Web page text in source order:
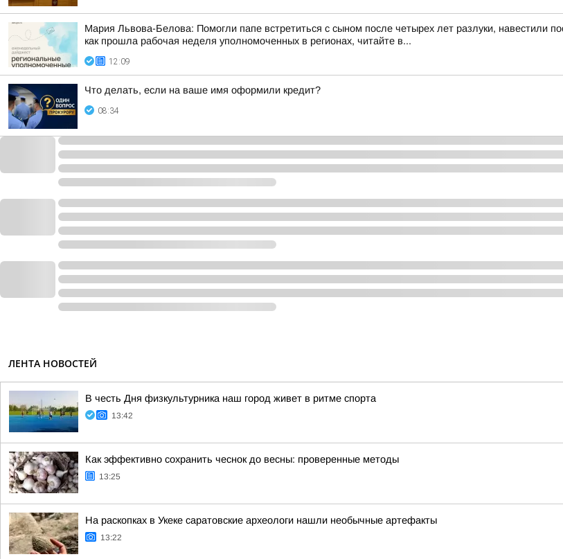
Мария Львова-Белова: Помогли папе встретиться с сыном после четырех лет разлуки,
как прошла рабочая неделя уполномоченных в регионах, читайте в...
12:09
Что делать, если на ваше имя оформили кредит?
08:34
ЛЕНТА НОВОСТЕЙ
В честь Дня физкультурника наш город живет в ритме спорта
13:42
Как эффективно сохранить чеснок до весны: проверенные методы
13:25
На раскопках в Укеке саратовские археологи нашли необычные артефакты
13:22